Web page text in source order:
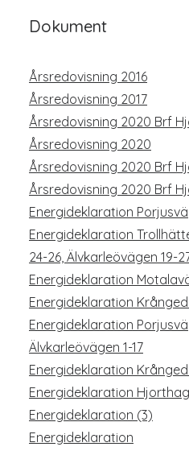
Dokument
Årsredovisning 2016
Årsredovisning 2017
Årsredovisning 2020 Brf
Årsredovisning 2020
Årsredovisning 2020 Brf
Årsredovisning 2020 Brf
Energideklaration
Energideklaration
24-26, Älvkarleövägen 19-
Energideklaration
Energideklaration
Energideklaration
Älvkarleövägen 1-17
Energideklaration
Energideklaration
Energideklaration (3)
Energideklaration